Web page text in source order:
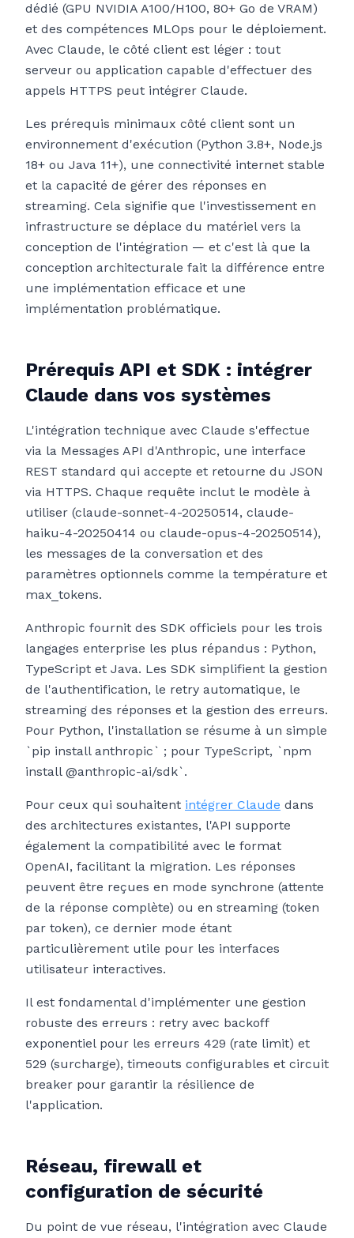
dédié (GPU NVIDIA A100/H100, 80+ Go de VRAM)
et des compétences MLOps pour le déploiement.
Avec Claude, le côté client est léger : tout
serveur ou application capable d'effectuer des
appels HTTPS peut intégrer Claude.
Les prérequis minimaux côté client sont un
environnement d'exécution (Python 3.8+, Node.js
18+ ou Java 11+), une connectivité internet stable
et la capacité de gérer des réponses en
streaming. Cela signifie que l'investissement en
infrastructure se déplace du matériel vers la
conception de l'intégration — et c'est là que la
conception architecturale fait la différence entre
une implémentation efficace et une
implémentation problématique.
Prérequis API et SDK : intégrer
Claude dans vos systèmes
L'intégration technique avec Claude s'effectue
via la Messages API d'Anthropic, une interface
REST standard qui accepte et retourne du JSON
via HTTPS. Chaque requête inclut le modèle à
utiliser (claude-sonnet-4-20250514, claude-
haiku-4-20250414 ou claude-opus-4-20250514),
les messages de la conversation et des
paramètres optionnels comme la température et
max_tokens.
Anthropic fournit des SDK officiels pour les trois
langages enterprise les plus répandus : Python,
TypeScript et Java. Les SDK simplifient la gestion
de l'authentification, le retry automatique, le
streaming des réponses et la gestion des erreurs.
Pour Python, l'installation se résume à un simple
`pip install anthropic` ; pour TypeScript, `npm
install @anthropic-ai/sdk`.
Pour ceux qui souhaitent intégrer Claude dans
des architectures existantes, l'API supporte
également la compatibilité avec le format
OpenAI, facilitant la migration. Les réponses
peuvent être reçues en mode synchrone (attente
de la réponse complète) ou en streaming (token
par token), ce dernier mode étant
particulièrement utile pour les interfaces
utilisateur interactives.
Il est fondamental d'implémenter une gestion
robuste des erreurs : retry avec backoff
exponentiel pour les erreurs 429 (rate limit) et
529 (surcharge), timeouts configurables et circuit
breaker pour garantir la résilience de
l'application.
Réseau, firewall et
configuration de sécurité
Du point de vue réseau, l'intégration avec Claude